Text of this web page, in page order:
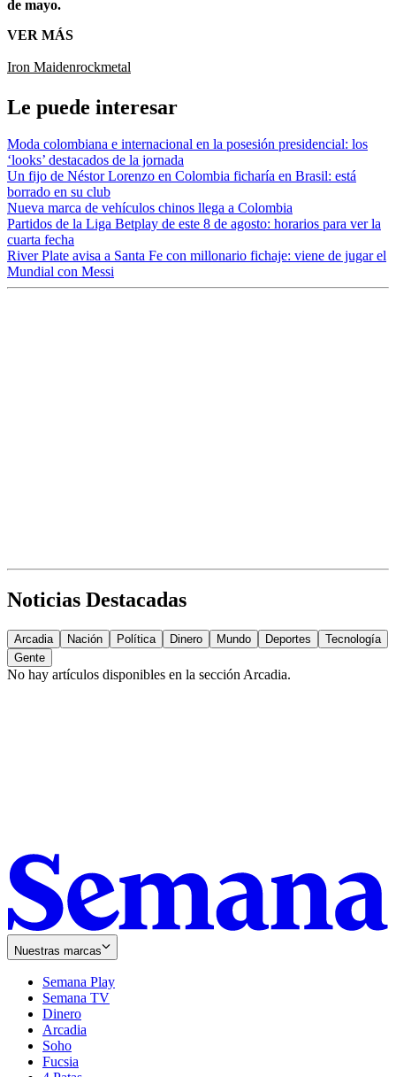
de mayo.
VER MÁS
Iron Maidenrockmetal
Le puede interesar
Moda colombiana e internacional en la posesión presidencial: los
‘looks’ destacados de la jornada
Un fijo de Néstor Lorenzo en Colombia ficharía en Brasil: está
borrado en su club
Nueva marca de vehículos chinos llega a Colombia
Partidos de la Liga Betplay de este 8 de agosto: horarios para ver la
cuarta fecha
River Plate avisa a Santa Fe con millonario fichaje: viene de jugar el
Mundial con Messi
Noticias Destacadas
Arcadia Nación Política Dinero Mundo Deportes
Tecnología
Gente
No hay artículos disponibles en la sección Arcadia.
Nuestras marcas
Semana Play
Semana TV
Dinero
Arcadia
Soho
in
Fucsia